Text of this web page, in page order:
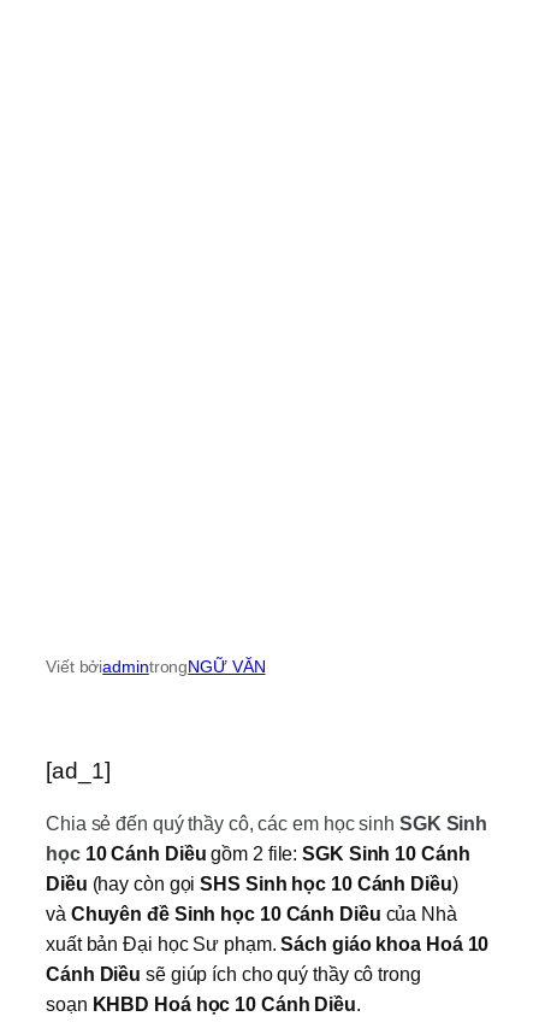
Viết bởiadmintrongNGỮ VĂN
[ad_1]
Chia sẻ đến quý thầy cô, các em học sinh SGK Sinh
học10 Cánh Diều gồm 2 file:SGK Sinh 10 Cánh
Diều (hay còn gọiSHS Sinh học 10 Cánh Diều)
và Chuyên đề Sinh học 10 Cánh Diều của Nhà
xuất bản Đại học Sư phạm.Sách giáo khoa Hoá 10
Cánh Diều sẽ giúp ích cho quý thầy cô trong
soạn KHBD Hoá học 10 Cánh Diều.